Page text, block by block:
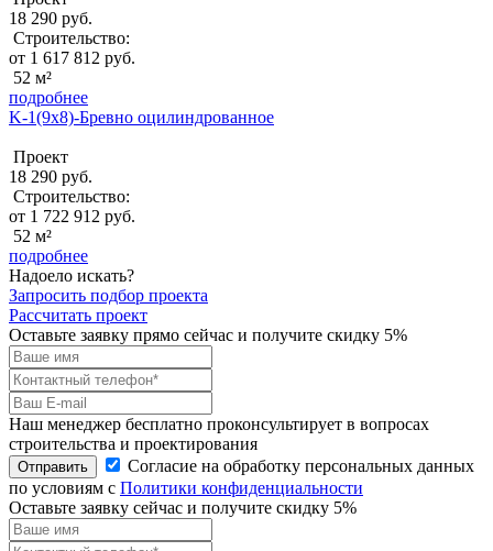
18 290 руб.
Строительство:
от 1 617 812 руб.
52 м²
подробнее
K-1(9х8)-Бревно оцилиндрованное
Проект
18 290 руб.
Строительство:
от 1 722 912 руб.
52 м²
подробнее
Надоело искать?
Запросить подбор проекта
Рассчитать проект
Оставьте заявку прямо сейчас и получите скидку 5%
Наш менеджер бесплатно проконсультирует в вопросах
строительства и проектирования
Отправить
Согласие на обработку персональных данных
по условиям с Политики конфиденциальности
Оставьте заявку сейчас и получите скидку 5%